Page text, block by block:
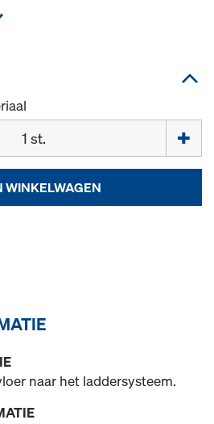
WINKELWAGEN
naar het laddersysteem.